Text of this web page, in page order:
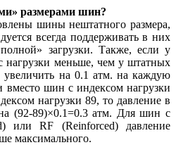
размерами шин?
шины нештатного размера,
всегда поддерживать в них
загрузки. Также, если у
нагрузки меньше, чем у штатных
на 0.1 атм. на каждую
вместо шин с индексом нагрузки
нагрузки 89, то давление в
(92-89)×0.1=0.3 атм. Для шин с
или RF (Reinforced) давление
максимального.